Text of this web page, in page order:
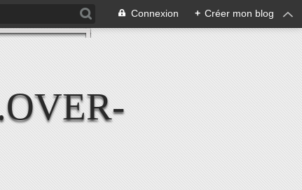
Connexion + Créer mon blog